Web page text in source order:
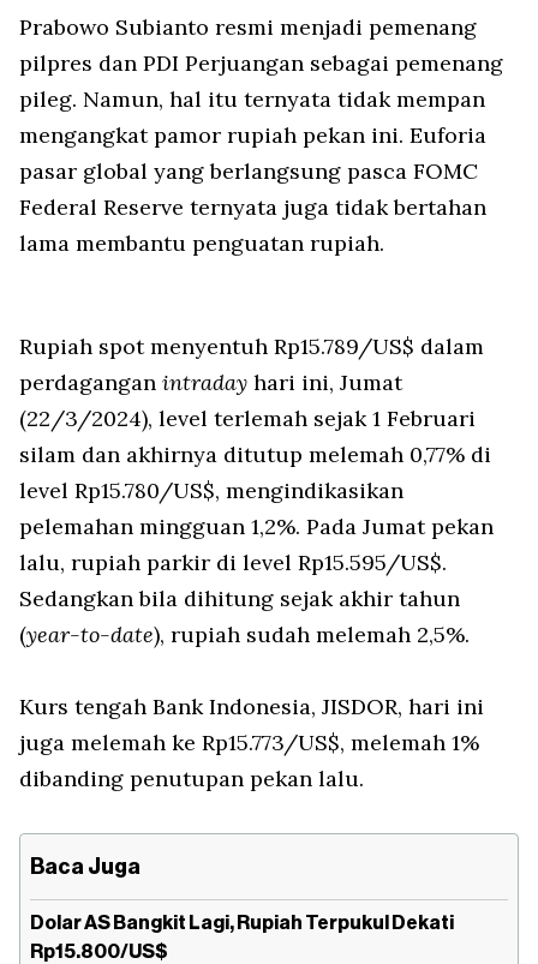
Prabowo Subianto resmi menjadi pemenang
pilpres dan PDI Perjuangan sebagai pemenang
pileg. Namun, hal itu ternyata tidak mempan
mengangkat pamor rupiah pekan ini. Euforia
pasar global yang berlangsung pasca FOMC
Federal Reserve ternyata juga tidak bertahan
lama membantu penguatan rupiah.
Rupiah spot menyentuh Rp15.789/US$ dalam
perdagangan intraday hari ini, Jumat
(22/3/2024), level terlemah sejak 1 Februari
silam dan akhirnya ditutup melemah 0,77% di
level Rp15.780/US$, mengindikasikan
pelemahan mingguan 1,2%. Pada Jumat pekan
lalu, rupiah parkir di level Rp15.595/US$.
Sedangkan bila dihitung sejak akhir tahun
(year-to-date), rupiah sudah melemah 2,5%.
Kurs tengah Bank Indonesia, JISDOR, hari ini
juga melemah ke Rp15.773/US$, melemah 1%
dibanding penutupan pekan lalu.
Baca Juga
Dolar AS Bangkit Lagi, Rupiah Terpukul Dekati
Rp15.800/US$